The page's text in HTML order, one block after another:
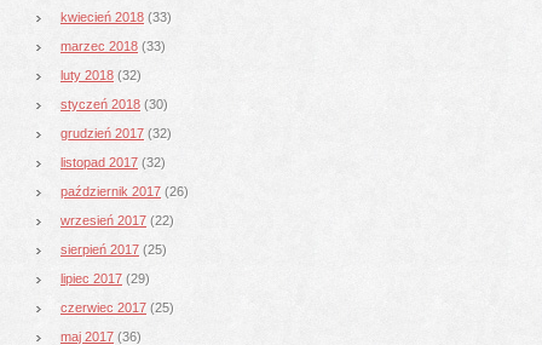
kwiecień 2018 (33)
marzec 2018 (33)
luty 2018 (32)
styczeń 2018 (30)
grudzień 2017 (32)
listopad 2017 (32)
październik 2017 (26)
wrzesień 2017 (22)
sierpień 2017 (25)
lipiec 2017 (29)
czerwiec 2017 (25)
maj 2017 (36)